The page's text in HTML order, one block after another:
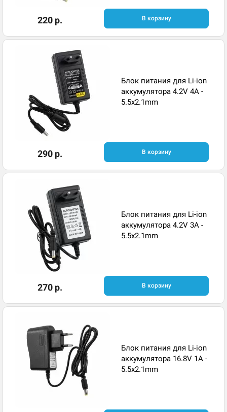
220 р. В корзину
Блок питания для Li-ion
аккумулятора 4.2V 4A -
5.5x2.1mm
290 р. В корзину
Блок питания для Li-ion
аккумулятора 4.2V 3A -
5.5x2.1mm
270 р. В корзину
Блок питания для Li-ion
аккумулятора 16.8V 1A -
5.5x2.1mm